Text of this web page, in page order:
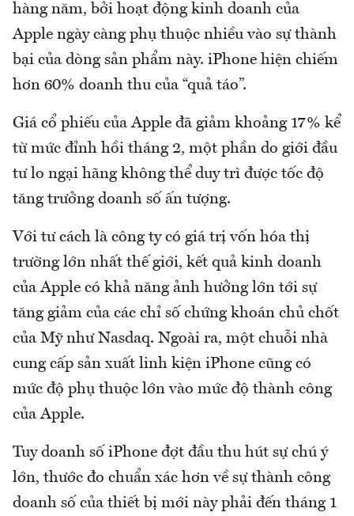
hàng năm, bởi hoạt động kinh doanh của
Apple ngày càng phụ thuộc nhiều vào sự thành
bại của dòng sản phẩm này. iPhone hiện chiếm
hơn 60% doanh thu của “quả táo”.
Giá cổ phiếu của Apple đã giảm khoảng 17% kể
từ mức đỉnh hồi tháng 2, một phần do giới đầu
tư lo ngại hãng không thể duy trì được tốc độ
tăng trưởng doanh số ấn tượng.
Với tư cách là công ty có giá trị vốn hóa thị
trường lớn nhất thế giới, kết quả kinh doanh
của Apple có khả năng ảnh hưởng lớn tới sự
tăng giảm của các chỉ số chứng khoán chủ chốt
của Mỹ như Nasdaq. Ngoài ra, một chuỗi nhà
cung cấp sản xuất linh kiện iPhone cũng có
mức độ phụ thuộc lớn vào mức độ thành công
của Apple.
Tuy doanh số iPhone đợt đầu thu hút sự chú ý
lớn, thước đo chuẩn xác hơn về sự thành công
doanh số của thiết bị mới này phải đến tháng 1